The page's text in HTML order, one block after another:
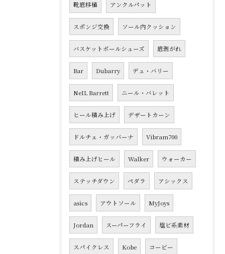
靴底移植 アンクルパット
スポンジ交換 ソール内クッション
バスケットボールシューズ 底剥がれ
Bar Dubarry デュ・バリー
NeIL Barrett ニール・バレット
ヒール積み上げ デザートカーン
ドルチェ・ガッバーナ Vibram700
積み上げヒール Walker ウォーカー
ステッチダウン ペダラ アシックス
asics アウトソール MyJoys
Jordan スーパーフライ 塩ビ系素材
スパイクレス Kobe コービー